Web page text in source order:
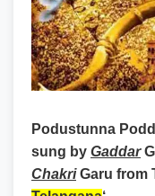
Podustunna
sung by Gaddar
ChakriGaru from